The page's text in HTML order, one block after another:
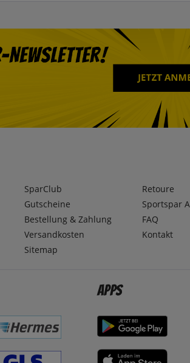
SparClub
Gutscheine
Bestellung & Zahlung
Versandkosten
Sitemap
Retoure
Sportspar
FAQ
Kontakt
Apps